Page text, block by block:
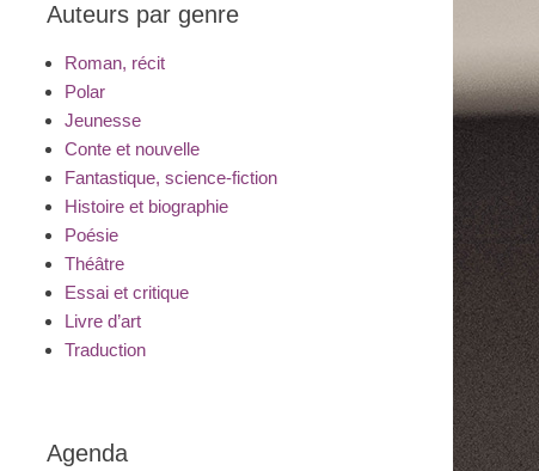
Auteurs par genre
Roman, récit
Polar
Jeunesse
Conte et nouvelle
Fantastique, science-fiction
Histoire et biographie
Poésie
Théâtre
Essai et critique
Livre d’art
Traduction
Agenda